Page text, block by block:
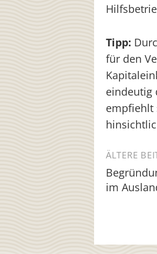
Tipp:
für den
eindeutig
empfiehlt
ÄLTERE
im